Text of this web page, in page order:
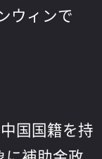
ウィンで
国国籍を持